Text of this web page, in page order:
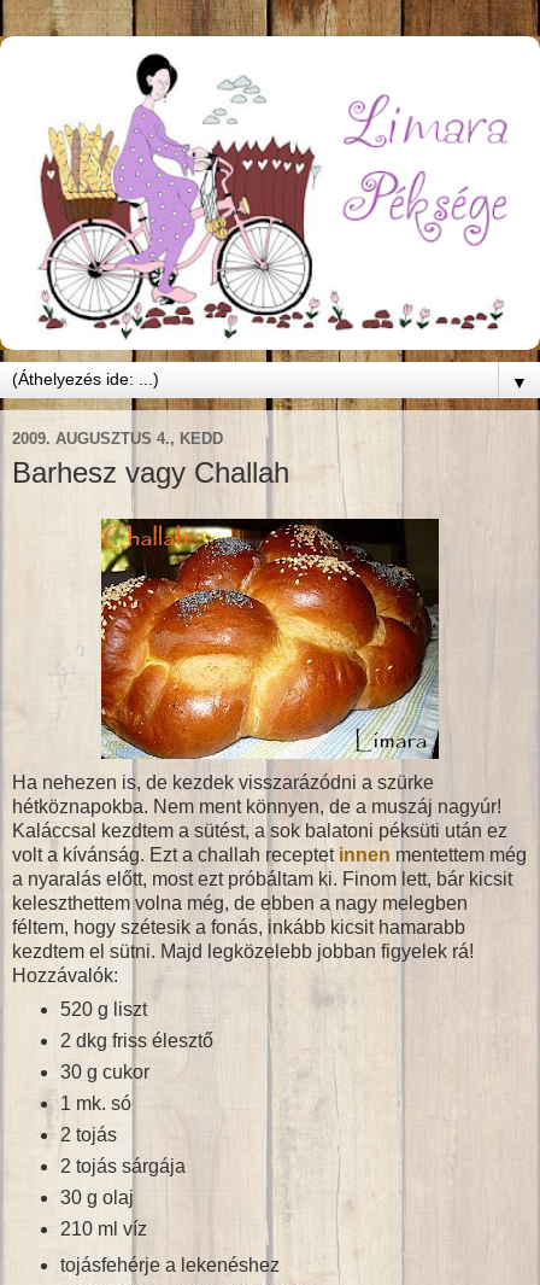
▼
2009. AUGUSZTUS 4., KEDD
Barhesz vagy Challah
Ha nehezen is, de kezdek visszarázódni a szürke
hétköznapokba. Nem ment könnyen, de a muszáj nagyúr!
Kaláccsal kezdtem a sütést, a sok balatoni péksüti után ez
volt a kívánság. Ezt a challah receptet innen mentettem még
a nyaralás előtt, most ezt próbáltam ki. Finom lett, bár kicsit
keleszthettem volna még, de ebben a nagy melegben
féltem, hogy szétesik a fonás, inkább kicsit hamarabb
kezdtem el sütni. Majd legközelebb jobban figyelek rá!
Hozzávalók:
520 g liszt
2 dkg friss élesztő
30 g cukor
1 mk. só
2 tojás
2 tojás sárgája
30 g olaj
210 ml víz
tojásfehérje a lekenéshez